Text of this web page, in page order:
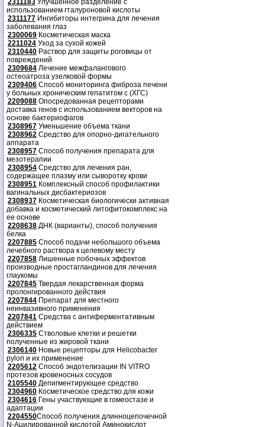
2311183 Улучшенное разделение с
использованием гталуроновой кислоты
2311177 Ингибиторы интегрина для лечения
заболевания глаз
2300069 Косметическая маска
2211024 Уход за сухой кожей
2310440 Раствор для защиты роговицы от
повреждений
2309684 Лечение межфалангового
остеоатроза узелковой формы
2309406 Способ мониторинга фиброза печени
у больных хроническим гепатитом с (ХГС)
2209088 Опосредованная рецепторами
доставка генов с использованием векторов на
основе бактериофагов
2308967 Уменьшение объема ткани
2308962 Средство для опорно-дигательного
аппарата
2308957 Способ получения препарата для
мезотерапии
2308954 Средство для лечения ран,
содержащее плазму или сыворотку крови
2308951 Комплексный способ профилактики
вагинальных дисбактериозов
2308937 Косметическая биологически активная
добавка и косметический литофитокомплекс на
ее основе
2208638 ДНК (варианты), способ получения
белка
2207885 Способ подачи небольшого объема
лечебного раствора к целевому месту
2207858 Лишенные побочных эффектов
производные простагландинов для лечения
глаукомы
2207845 Твердая лекарственная форма
пролонгированного действия
2207844 Препарат для местного
неинвазивного применения
2207841 Средства с антиферментативным
действием
2306335 Стволовые клетки и решетки
полученные из жировой ткани
2306140 Новые рецепторы для Helicobacter
pylori и их применение
2205612 Способ эндотелизации IN VITRO
протезов кровеносных сосудов
2105540 Депигментирующее средство
2304960 Косметическое средство для кожи
2304616 Гены участвующие в гомеостазе и
адаптации
2204550Способ получения длинноцепочечной
N-Ацилированной кислотой Аминокислот